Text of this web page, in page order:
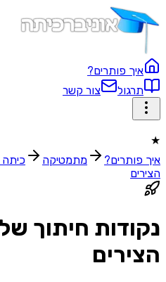
איך פותרים?
תרגול
צור קשר
★
איך פותרים?
מתמטיקה
הצירים
נקודות חיתוך
הצירים